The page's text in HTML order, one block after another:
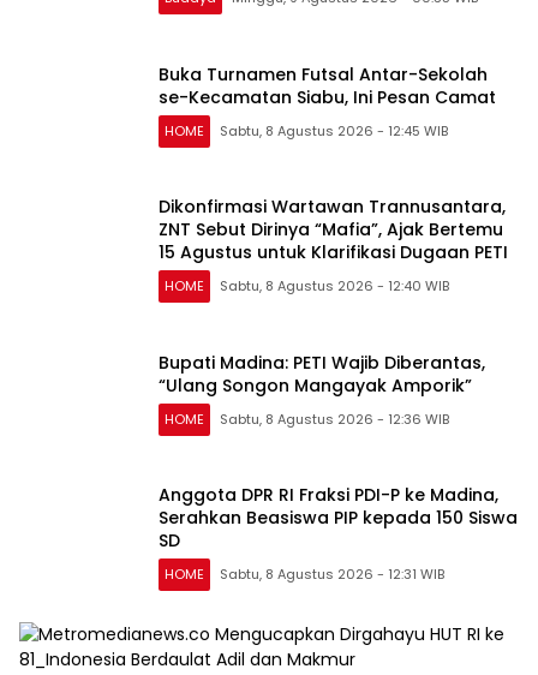
Buka Turnamen Futsal Antar-Sekolah
se-Kecamatan Siabu, Ini Pesan Camat
HOME Sabtu, 8 Agustus 2026 - 12:45 WIB
Dikonfirmasi Wartawan Trannusantara,
ZNT Sebut Dirinya “Mafia”, Ajak Bertemu
15 Agustus untuk Klarifikasi Dugaan PETI
HOME Sabtu, 8 Agustus 2026 - 12:40 WIB
Bupati Madina: PETI Wajib Diberantas,
“Ulang Songon Mangayak Amporik”
HOME Sabtu, 8 Agustus 2026 - 12:36 WIB
Anggota DPR RI Fraksi PDI-P ke Madina,
Serahkan Beasiswa PIP kepada 150 Siswa
SD
HOME Sabtu, 8 Agustus 2026 - 12:31 WIB